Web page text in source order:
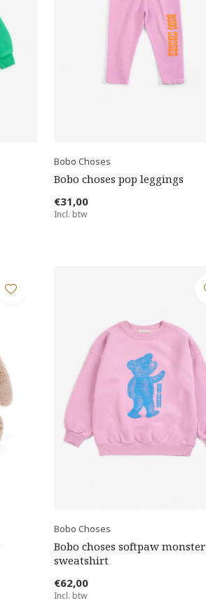
Bobo Choses
Bobo choses pop leggings
€31,00
Incl. btw
Bobo Choses
Bobo choses softpaw monster
sweatshirt
€62,00
Incl. btw